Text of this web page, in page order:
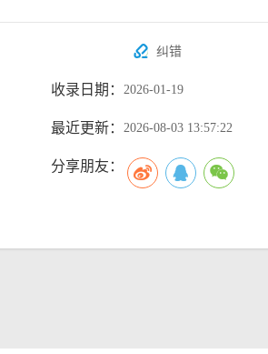
纠错
收录日期： 2026-01-19
最近更新： 2026-08-03 13:57:22
分享朋友：